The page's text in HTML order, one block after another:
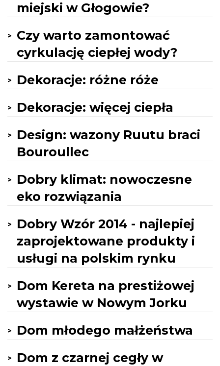
miejski w Głogowie?
Czy warto zamontować
cyrkulację ciepłej wody?
Dekoracje: różne róże
Dekoracje: więcej ciepła
Design: wazony Ruutu braci
Bouroullec
Dobry klimat: nowoczesne
eko rozwiązania
Dobry Wzór 2014 - najlepiej
zaprojektowane produkty i
usługi na polskim rynku
Dom Kereta na prestiżowej
wystawie w Nowym Jorku
Dom młodego małżeństwa
Dom z czarnej cegły w